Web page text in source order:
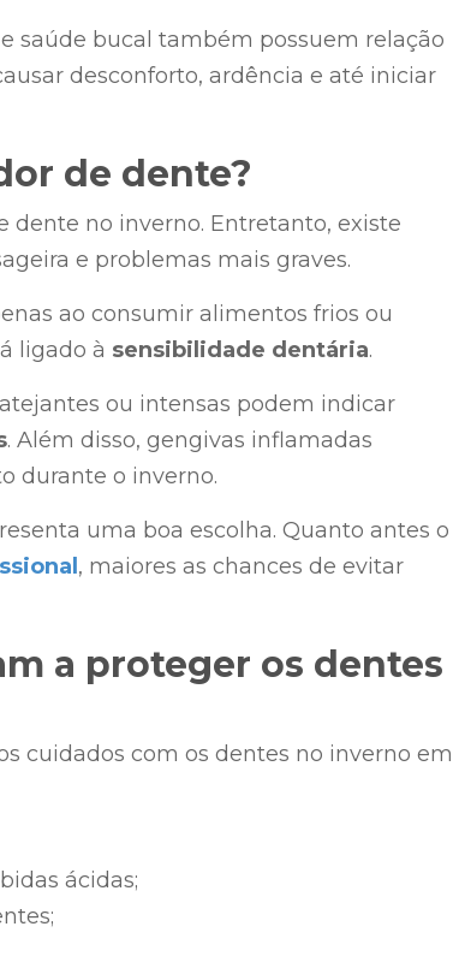
saúde bucal também possuem relação
desconforto, ardência e até iniciar
de dente?
dente no inverno. Entretanto, existe
e problemas mais graves.
ao consumir alimentos frios ou
ligado à sensibilidade dentária.
ou intensas podem indicar
. Além disso, gengivas inflamadas
durante o inverno.
uma boa escolha. Quanto antes o
, maiores as chances de evitar
a proteger os dentes
cuidados com os dentes no inverno em
ácidas;